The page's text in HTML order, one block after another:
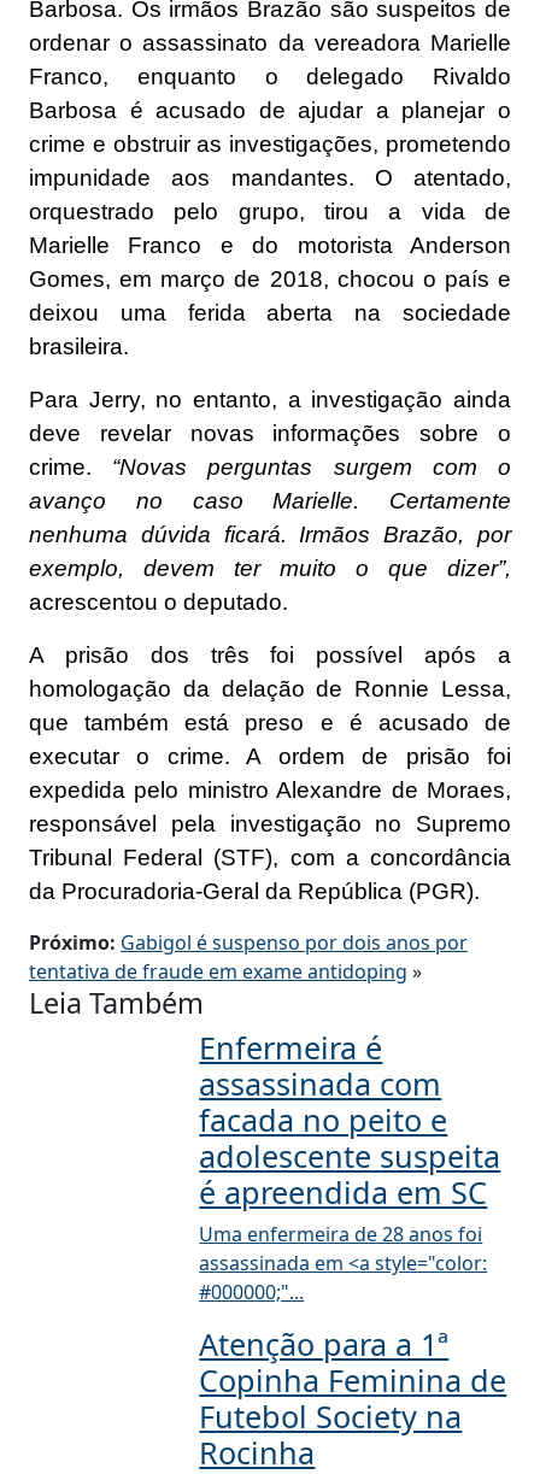
Barbosa. Os irmãos Brazão são suspeitos de
ordenar o assassinato da vereadora Marielle
Franco, enquanto o delegado Rivaldo
Barbosa é acusado de ajudar a planejar o
crime e obstruir as investigações, prometendo
impunidade aos mandantes. O atentado,
orquestrado pelo grupo, tirou a vida de
Marielle Franco e do motorista Anderson
Gomes, em março de 2018, chocou o país e
deixou uma ferida aberta na sociedade
brasileira.
Para Jerry, no entanto, a investigação ainda
deve revelar novas informações sobre o
crime. “Novas perguntas surgem com o
avanço no caso Marielle. Certamente
nenhuma dúvida ficará. Irmãos Brazão, por
exemplo, devem ter muito o que dizer”,
acrescentou o deputado.
A prisão dos três foi possível após a
homologação da delação de Ronnie Lessa,
que também está preso e é acusado de
executar o crime. A ordem de prisão foi
expedida pelo ministro Alexandre de Moraes,
responsável pela investigação no Supremo
Tribunal Federal (STF), com a concordância
da Procuradoria-Geral da República (PGR).
Próximo: Gabigol é suspenso por dois anos por
tentativa de fraude em exame antidoping »
Leia Também
Enfermeira é
assassinada com
facada no peito e
adolescente suspeita
é apreendida em SC
Uma enfermeira de 28 anos foi
assassinada em <a style="color:
#000000;"...
Atenção para a 1ª
Copinha Feminina de
Futebol Society na
Rocinha